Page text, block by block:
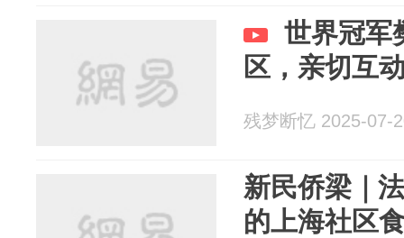
世界冠军
区，亲切互
残梦断忆 2025-07-
新民侨梁｜
的上海社区